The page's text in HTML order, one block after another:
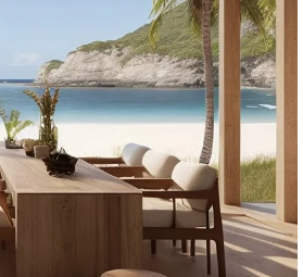
מאוורר
תקרה